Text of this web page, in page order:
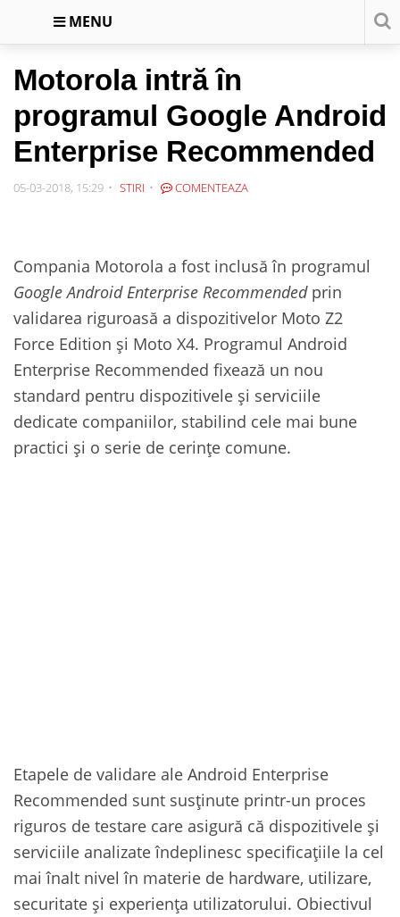
MENU
Motorola intră în
programul Google Android
Enterprise Recommended
05-03-2018, 15:29 STIRI COMENTEAZA
Compania Motorola a fost inclusă în programul
Google Android Enterprise Recommendedprin
validarea riguroasă a dispozitivelor Moto Z2
Force Edition și Moto X4. Programul Android
Enterprise Recommended fixează un nou
standard pentru dispozitivele și serviciile
dedicate companiilor, stabilind cele mai bune
practici și o serie de cerințe comune.
Etapele de validare ale Android Enterprise
Recommended sunt susținute printr-un proces
riguros de testare care asigură că dispozitivele și
serviciile analizate îndeplinesc specificațiile la cel
mai înalt nivel în materie de hardware, utilizare,
securitate și experiența utilizatorului. Obiectivul